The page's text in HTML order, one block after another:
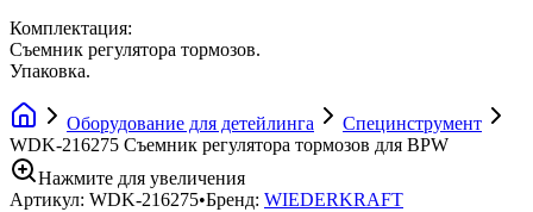
Комплектация:
Съемник регулятора тормозов.
Упаковка.
Оборудование для детейлинга
Специнструмент
WDK-216275 Съемник регулятора тормозов для BPW
Нажмите для увеличения
Артикул: WDK-216275•Бренд: WIEDERKRAFT